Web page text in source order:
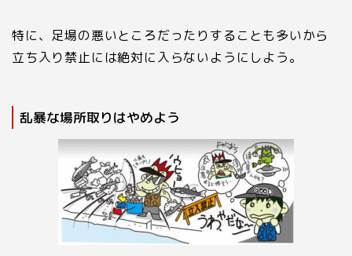
特に、足場の悪いところだったりすることも多いから
立ち入り禁止には絶対に入らないようにしよう。
乱暴な場所取りはやめよう